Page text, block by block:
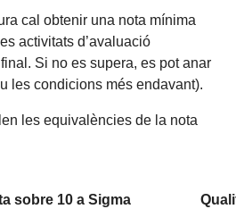
cal obtenir una nota mínima
activitats d’avaluació
Si no es supera, es pot anar
les condicions més endavant).
les equivalències de la nota
sobre 10 a Sigma